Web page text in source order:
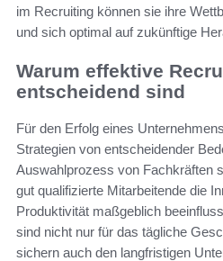
im Recruiting können sie ihre
und sich optimal auf zukünftige
Warum effektive
entscheidend sind
Für den Erfolg eines
Strategien von entscheidender
Auswahlprozess von Fachkräften
gut qualifizierte Mitarbeitende die
Produktivität maßgeblich
sind nicht nur für das tägliche
sichern auch den langfristigen